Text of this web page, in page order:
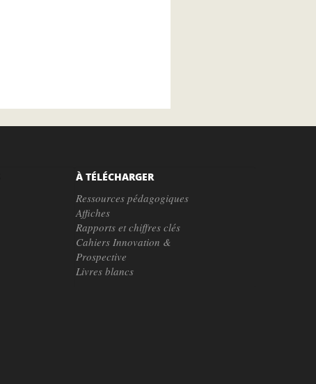
À TÉLÉCHARGER
Ressources pédagogiques
Affiches
Rapports et chiffres clés
Cahiers Innovation &
Prospective
Livres blancs